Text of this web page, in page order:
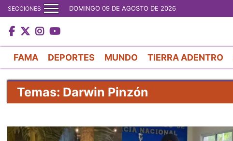
SECCIONES DOMINGO 09 DE AGOSTO DE 2026
FAMA DEPORTES MUNDO TIERRA ADENTRO
Temas: Darwin Pinzón